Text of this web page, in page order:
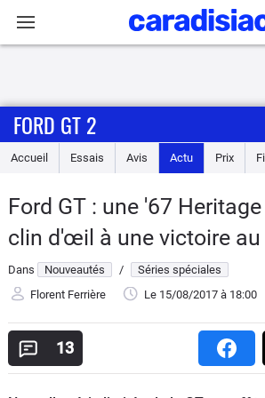
Accueil
Essais
Guide
d'achat
Electriques
Utilitaires
FORD GT 2
Accueil Essais Avis Actu Prix
Ford GT : une '67
clin d'œil à une victoire
Dans Nouveautés /
Séries spéciales
Florent Ferrière
Le 15/08/2017 à 18:00
13